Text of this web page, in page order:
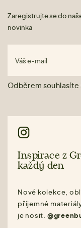
Zaregistrujte se do
novinka
Váš e-mail
Odběrem souhlasíte
Inspirace z
každý den
Nové kolekce,
příjemné
je nosit.